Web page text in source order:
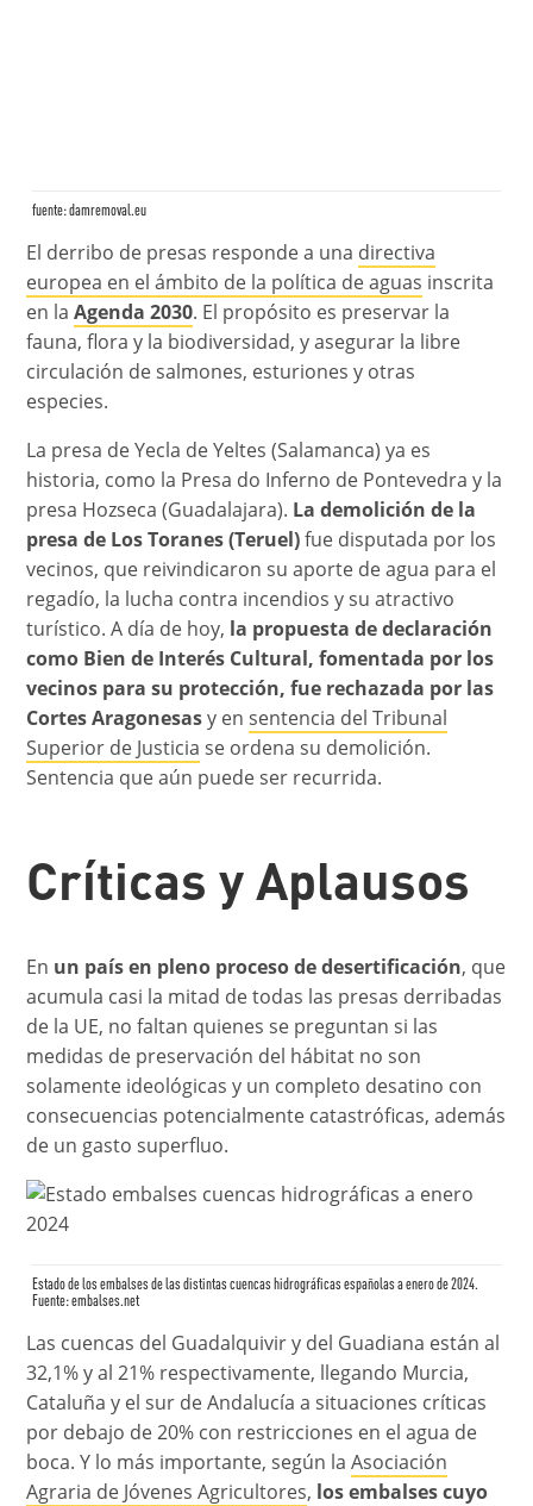
fuente:damremoval.eu
El derribo de presas responde a una directiva
europea en el ámbito de la política de aguas inscrita
en laAgenda 2030. El propósito es preservar la
fauna, flora y la biodiversidad, y asegurar la libre
circulación de salmones, esturiones y otras
especies.
La presa de Yecla de Yeltes (Salamanca) ya es
historia, como la Presa do Inferno de Pontevedra y la
presa Hozseca (Guadalajara). La demolición de la
presa de Los Toranes (Teruel)fue disputada por los
vecinos, que reivindicaron su aporte de agua para el
regadío, la lucha contra incendios y su atractivo
turístico. A día de hoy, la propuesta de declaración
como Bien de Interés Cultural, fomentada por los
vecinos para su protección, fue rechazada por las
Cortes Aragonesasy ensentencia del Tribunal
Superior de Justicia se ordena su demolición.
Sentencia que aún puede ser recurrida.
Críticas y Aplausos
En un país en pleno proceso de desertificación, que
acumula casi la mitad de todas las presas derribadas
de la UE, no faltan quienes se preguntan si las
medidas de preservación del hábitat no son
solamente ideológicas y un completo desatino con
consecuencias potencialmente catastróficas, además
de un gasto superfluo.
Estado de los embalses de las distintas cuencas hidrográficas españolas a enero de 2024.
Fuente:embalses.net
Las cuencas del Guadalquivir y del Guadiana están al
32,1% y al 21% respectivamente, llegando Murcia,
Cataluña y el sur de Andalucía a situaciones críticas
por debajo de 20% con restricciones en el agua de
boca. Y lo más importante, según laAsociación
Agraria de Jóvenes Agricultores, los embalses cuyo